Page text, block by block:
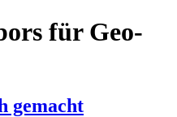
für Geo-
gemacht